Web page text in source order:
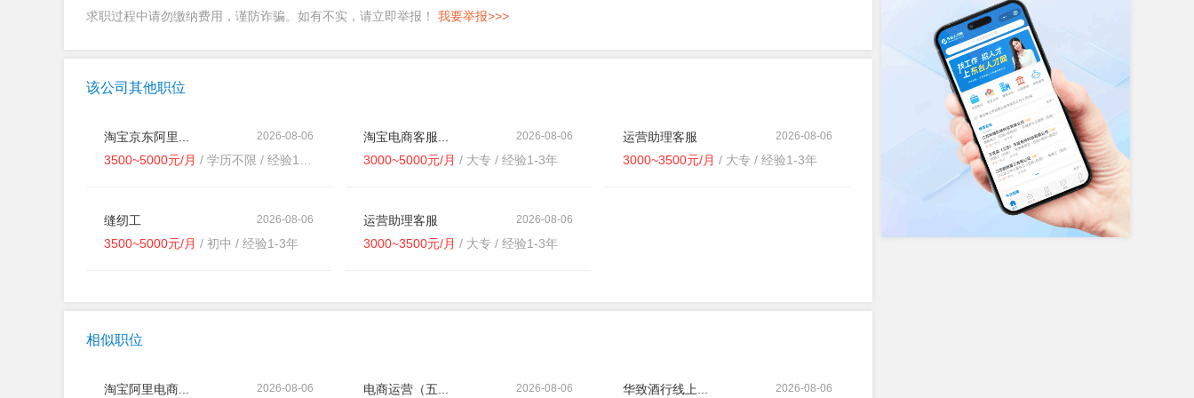
求职过程中请勿缴纳费用，谨防诈骗。如有不实，请立即举报！ 我要举报>>>
该公司其他职位
2026-08-06
淘宝京东阿里...
3500~5000元/月 / 学历不限 / 经验1-3年
2026-08-06
淘宝电商客服...
3000~5000元/月 / 大专 / 经验1-3年
2026-08-06
运营助理客服
3000~3500元/月 / 大专 / 经验1-3年
2026-08-06
缝纫工
3500~5000元/月 / 初中 / 经验1-3年
2026-08-06
运营助理客服
3000~3500元/月 / 大专 / 经验1-3年
相似职位
2026-08-06
淘宝阿里电商... 2026-08-06
电商运营（五... 2026-08-06
华致酒行线上...